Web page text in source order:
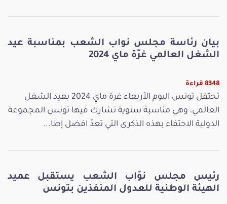
بيان رئاسة مجلس نواب الشعب بمناسبة عيد
الشغل العالمي غرّة ماي 2024
8348 قراءة
تحتفل تونس اليوم الأربعاء غرة ماي 2024 بعيد الشغل
العالمي، وهي مناسبة سنوية تشارك فيها تونس المجموعة
الدولية الاحتفاء بهذه الذكرى التي تعدّ افضل إطا...
رئيس مجلس نوّاب الشعب يستقبل عميد
الهيئة الوطنية للعدول المنفذين بتونس